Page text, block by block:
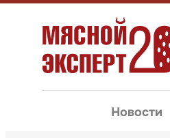
Новости